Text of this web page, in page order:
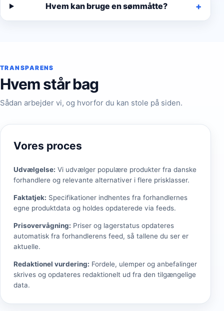
Hvem kan bruge en sømmåtte?
TRANSPARENS
Hvem står bag
Sådan arbejder vi, og hvorfor du kan stole på siden.
Vores proces
Udvælgelse: Vi udvælger populære produkter fra danske
forhandlere og relevante alternativer i flere prisklasser.
Faktatjek: Specifikationer indhentes fra forhandlernes
egne produktdata og holdes opdaterede via feeds.
Prisovervågning: Priser og lagerstatus opdateres
automatisk fra forhandlerens feed, så tallene du ser er
aktuelle.
Redaktionel vurdering: Fordele, ulemper og anbefalinger
skrives og opdateres redaktionelt ud fra den tilgængelige
data.